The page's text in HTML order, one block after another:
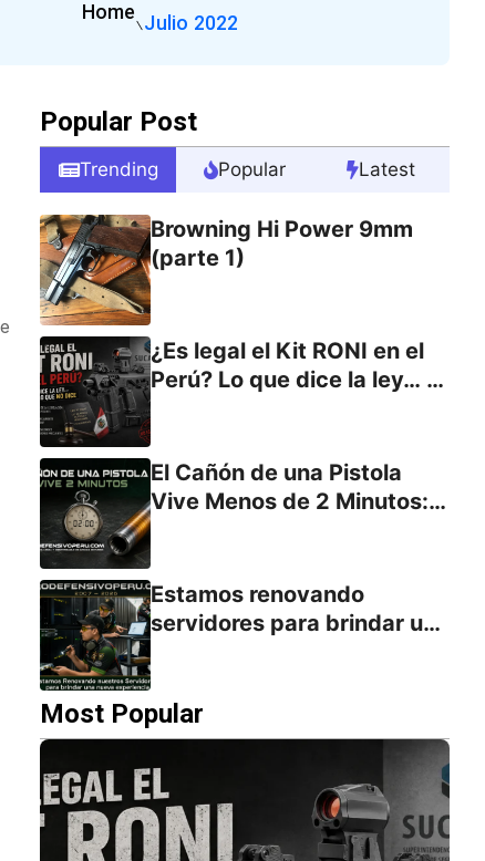
Home Julio 2022
Popular Post
Trending Popular Latest
Browning Hi Power 9mm
(parte 1)
¿Es legal el Kit RONI en el
Perú? Lo que dice la ley… y
El Cañón de una Pistola
Vive Menos de 2 Minutos:
Estamos renovando
servidores para brindar una
Most Popular